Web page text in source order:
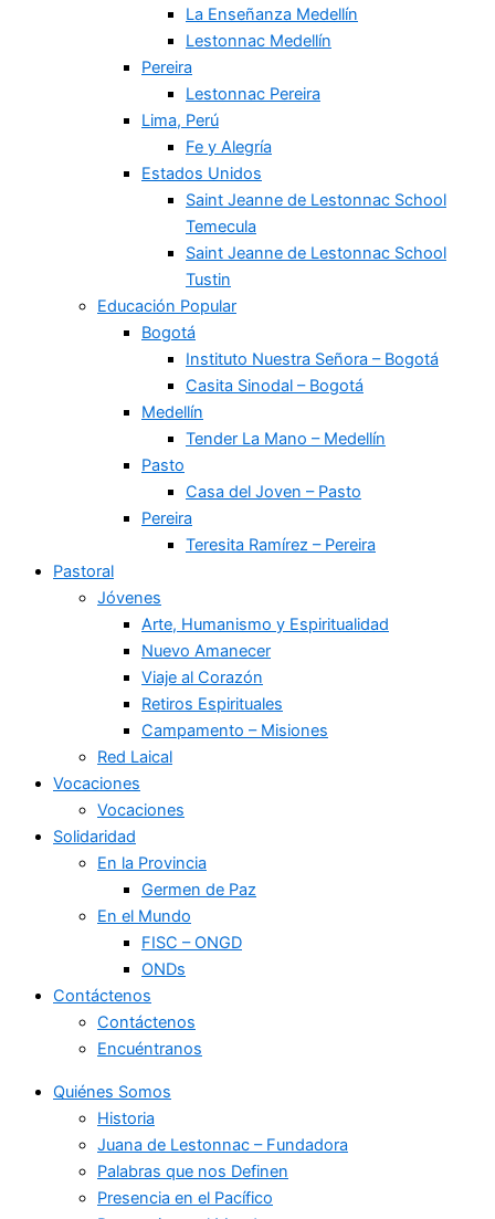
La Enseñanza Medellín
Lestonnac Medellín
Pereira
Lestonnac Pereira
Lima, Perú
Fe y Alegría
Estados Unidos
Saint Jeanne de Lestonnac School
Temecula
Saint Jeanne de Lestonnac School
Tustin
Educación Popular
Bogotá
Instituto Nuestra Señora – Bogotá
Casita Sinodal – Bogotá
Medellín
Tender La Mano – Medellín
Pasto
Casa del Joven – Pasto
Pereira
Teresita Ramírez – Pereira
Pastoral
Jóvenes
Arte, Humanismo y Espiritualidad
Nuevo Amanecer
Viaje al Corazón
Retiros Espirituales
Campamento – Misiones
Red Laical
Vocaciones
Vocaciones
Solidaridad
En la Provincia
Germen de Paz
En el Mundo
FISC – ONGD
ONDs
Contáctenos
Contáctenos
Encuéntranos
Quiénes Somos
Historia
Juana de Lestonnac – Fundadora
Palabras que nos Definen
Presencia en el Pacífico